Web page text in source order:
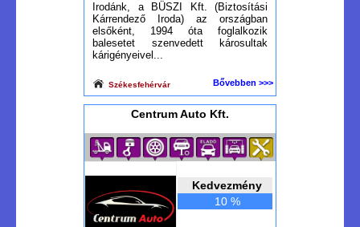
Irodánk, a BÜSZI Kft. (Biztosítási
Kárrendező Iroda) az országban
elsőként, 1994 óta foglalkozik
balesetet szenvedett károsultak
kárigényeivel...
Székesfehérvár Bővebben >>>
Centrum Auto Kft.
Kedvezmény
10 %